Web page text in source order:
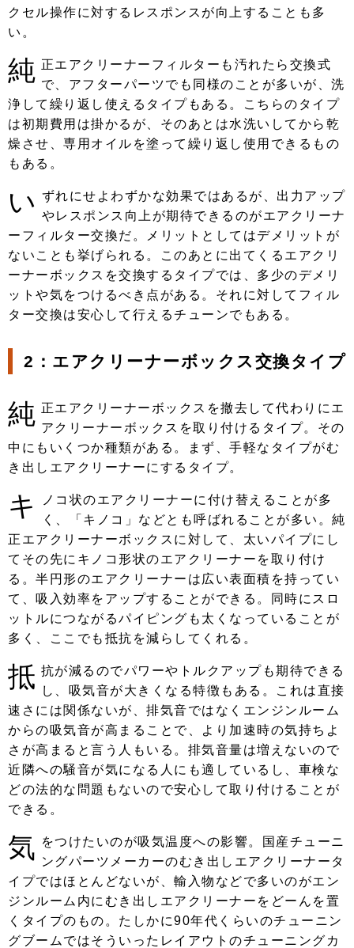
クセル操作に対するレスポンスが向上することも多
い。
純 正エアクリーナーフィルターも汚れたら交換式
で、アフターパーツでも同様のことが多いが、洗
浄して繰り返し使えるタイプもある。こちらのタイプ
は初期費用は掛かるが、そのあとは水洗いしてから乾
燥させ、専用オイルを塗って繰り返し使用できるもの
もある。
い ずれにせよわずかな効果ではあるが、出力アップ
やレスポンス向上が期待できるのがエアクリーナ
ーフィルター交換だ。メリットとしてはデメリットが
ないことも挙げられる。このあとに出てくるエアクリ
ーナーボックスを交換するタイプでは、多少のデメリ
ットや気をつけるべき点がある。それに対してフィル
ター交換は安心して行えるチューンでもある。
2：エアクリーナーボックス交換タイプ
純 正エアクリーナーボックスを撤去して代わりにエ
アクリーナーボックスを取り付けるタイプ。その
中にもいくつか種類がある。まず、手軽なタイプがむ
き出しエアクリーナーにするタイプ。
キ
ノコ状のエアクリーナーに付け替えることが多
く、「キノコ」などとも呼ばれることが多い。純
正エアクリーナーボックスに対して、太いパイプにし
てその先にキノコ形状のエアクリーナーを取り付け
る。半円形のエアクリーナーは広い表面積を持ってい
て、吸入効率をアップすることができる。同時にスロ
ットルにつながるパイピングも太くなっていることが
多く、ここでも抵抗を減らしてくれる。
抵 抗が減るのでパワーやトルクアップも期待できる
し、吸気音が大きくなる特徴もある。これは直接
速さには関係ないが、排気音ではなくエンジンルーム
からの吸気音が高まることで、より加速時の気持ちよ
さが高まると言う人もいる。排気音量は増えないので
近隣への騒音が気になる人にも適しているし、車検な
どの法的な問題もないので安心して取り付けることが
できる。
気 をつけたいのが吸気温度への影響。国産チューニ
ングパーツメーカーのむき出しエアクリーナータ
イプではほとんどないが、輸入物などで多いのがエン
ジンルーム内にむき出しエアクリーナーをどーんを置
くタイプのもの。たしかに90年代くらいのチューニン
グブームではそういったレイアウトのチューニングカ